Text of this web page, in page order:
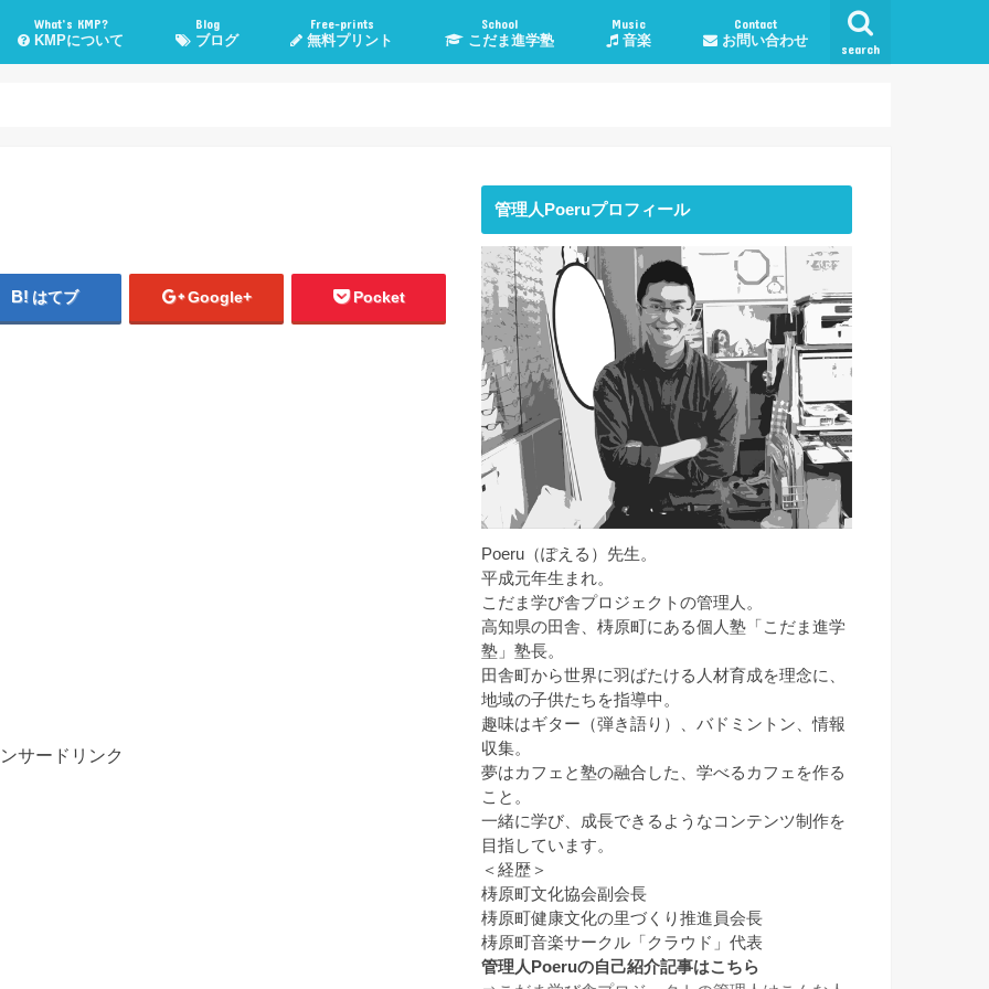
search
What’s KMP?
KMPについて
Blog
ブログ
Free-prints
無料プリント
School
こだま進学塾
Music
音楽
Contact
お問い合わせ
はてブ Google+ Pocket
サードリンク
管理人Poeruプロフィール
Poeru（ぽえる）先生。
平成元年生まれ。
こだま学び舎プロジェクトの管理人。
高知県の田舎、梼原町にある個人塾「こだま進学
塾」塾長。
田舎町から世界に羽ばたける人材育成を理念に、
地域の子供たちを指導中。
趣味はギター（弾き語り）、バドミントン、情報
収集。
夢はカフェと塾の融合した、学べるカフェを作る
こと。
一緒に学び、成長できるようなコンテンツ制作を
目指しています。
＜経歴＞
梼原町文化協会副会長
梼原町健康文化の里づくり推進員会長
梼原町音楽サークル「クラウド」代表
管理人Poeruの自己紹介記事はこちら